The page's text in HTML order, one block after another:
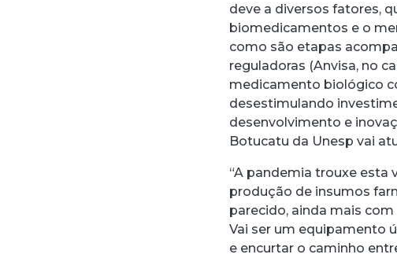
deve a diversos fatores,
biomedicamentos e o
como são etapas
reguladoras (Anvisa, no
medicamento biológico
desestimulando
desenvolvimento e
Botucatu da Unesp vai
“A pandemia trouxe esta
produção de insumos
parecido, ainda mais
Vai ser um equipamento
e encurtar o caminho